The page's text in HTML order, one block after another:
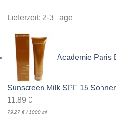
Lieferzeit: 2-3 Tage
Academie Paris
Sunscreen Milk SPF 15
11,89 €
79,27 €/1000 ml